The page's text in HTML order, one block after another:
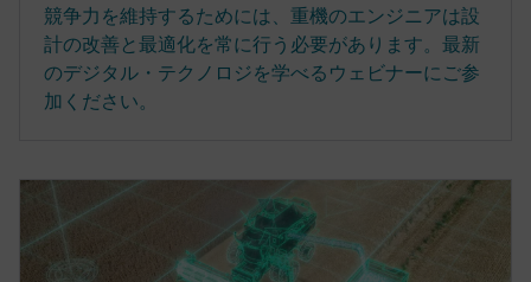
競争力を維持するためには、重機のエンジニアは設
計の改善と最適化を常に行う必要があります。最新
のデジタル・テクノロジを学べるウェビナーにご参
加ください。